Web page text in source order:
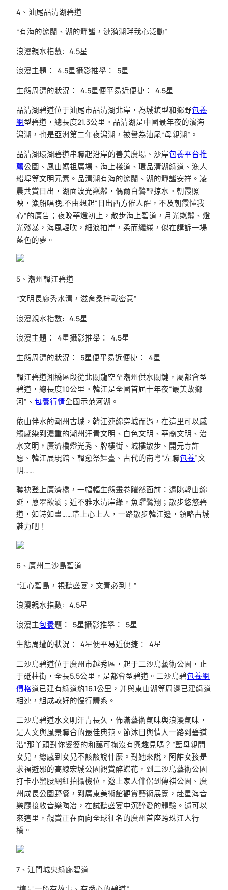
4、汕尾品清湖碧道
“有海的遼闊、湖的靜謐，漣漪湖畔我心泛動”
浪漫親水指數: 4.5星
浪漫主題： 4.5星攝影推舉： 5星
生態周遭的狀況： 4.5星便平易近便捷： 4.5星
品清湖碧道位于汕尾市品清湖北岸，為城鎮型和鄉野包養
網型碧道，總長度21.3公里。品清湖是中國最年夜的濱海
潟湖，也是亞洲第二年夜潟湖，被譽為汕尾“母親湖”。
品清湖環湖碧道串聯起沿岸的善美廣場、沙岸包養平台推
薦公園、鳳山媽祖廣場、海上棧道、環品清湖綠道、漁人
船埠等文明元素。品清湖有海的遼闊、湖的靜謐安祥。凌
晨共賞日出，湖面波光粼粼，偶爾白鷺輕掠水。朝霞照
映，漁船唱晚,不由想起“日出西方催人醒，不及朝霞懂我
心”的廣告；夜晚華燈初上，散步海上碧道，月光粼粼、燈
光殘暴，海風輕吹，細浪拍岸，柔而繾綣，似在講訴一場
藍色的夢。
5、潮州韓江碧道
“文明長廊秀水清，滋育桑梓載密意”
浪漫親水指數: 4.5星
浪漫主題： 4星攝影推舉： 4.5星
生態周遭的狀況： 5星便平易近便捷： 4星
韓江碧道湘橋區段從北關龍空至潮州供水關鍵，屬都會型
碧道，總長度10公里。韓江是全國首屆十年夜“最美故鄉
河”、 包養行情全國示范河湖。
依山伴水的潮州古城，韓江連綿穿城而過，在這里可以感
觸感染到濃重的潮州汗青文明、白色文明、華裔文明、治
水文明，廣濟橋燈光秀、牌樓街、城樓散步、開元寺許
愿、韓江展現館、韓愈祭鱷臺、古代的南粵“左聯包養”文
明……
聯袂登上廣濟橋，一幅幅生態畫卷躍然面前：遠眺韓山綿
延，蔥翠欲滴；近不雅水清岸綠，魚躍鷺翔；散步悠悠碧
道，如詩如畫……帶上心上人，一路散步韓江邊，領略古城
魅力吧！
6、廣州二沙島碧道
“江心碧島，視聽盛宴，文青必到！”
浪漫親水指數: 4.5星
浪漫主包養題： 5星攝影推舉： 5星
生態周遭的狀況： 4星便平易近便捷： 4星
二沙島碧道位于廣州市越秀區，起于二沙島藝術公園，止
于砥柱街，全長5.5公里，是都會型碧道。二沙島碧包養網
價格道已建有綠道約16.1公里，并與東山湖等周邊已建綠道
相連，組成較好的慢行體系。
二沙島碧道水文明汗青長久，佈滿藝術氣味與浪漫氣味，
是人文與風景聯合的最佳典范。節沐日與情人一路到碧道
沿“那丫頭對你婆婆的和藹可掬沒有興趣見嗎？”藍母親問
女兒，總感到女兒不該該說什麼。對她來說，阿誰女孩是
求福避邪的高線宏城公園觀賞醉蝶花，到二沙島藝術公園
打卡小蠻腰網紅拍攝機位，邀上家人伴侶到傳祺公園、廣
州成長公園野餐，到廣東美術館觀賞藝術展覽，赴星海音
樂廳接收音樂陶冶，在試聽盛宴中沉醉愛的體驗。還可以
來這里，觀賞正在面向全球征名的廣州首座跨珠江人行
橋。
7、江門城央綠廊碧道